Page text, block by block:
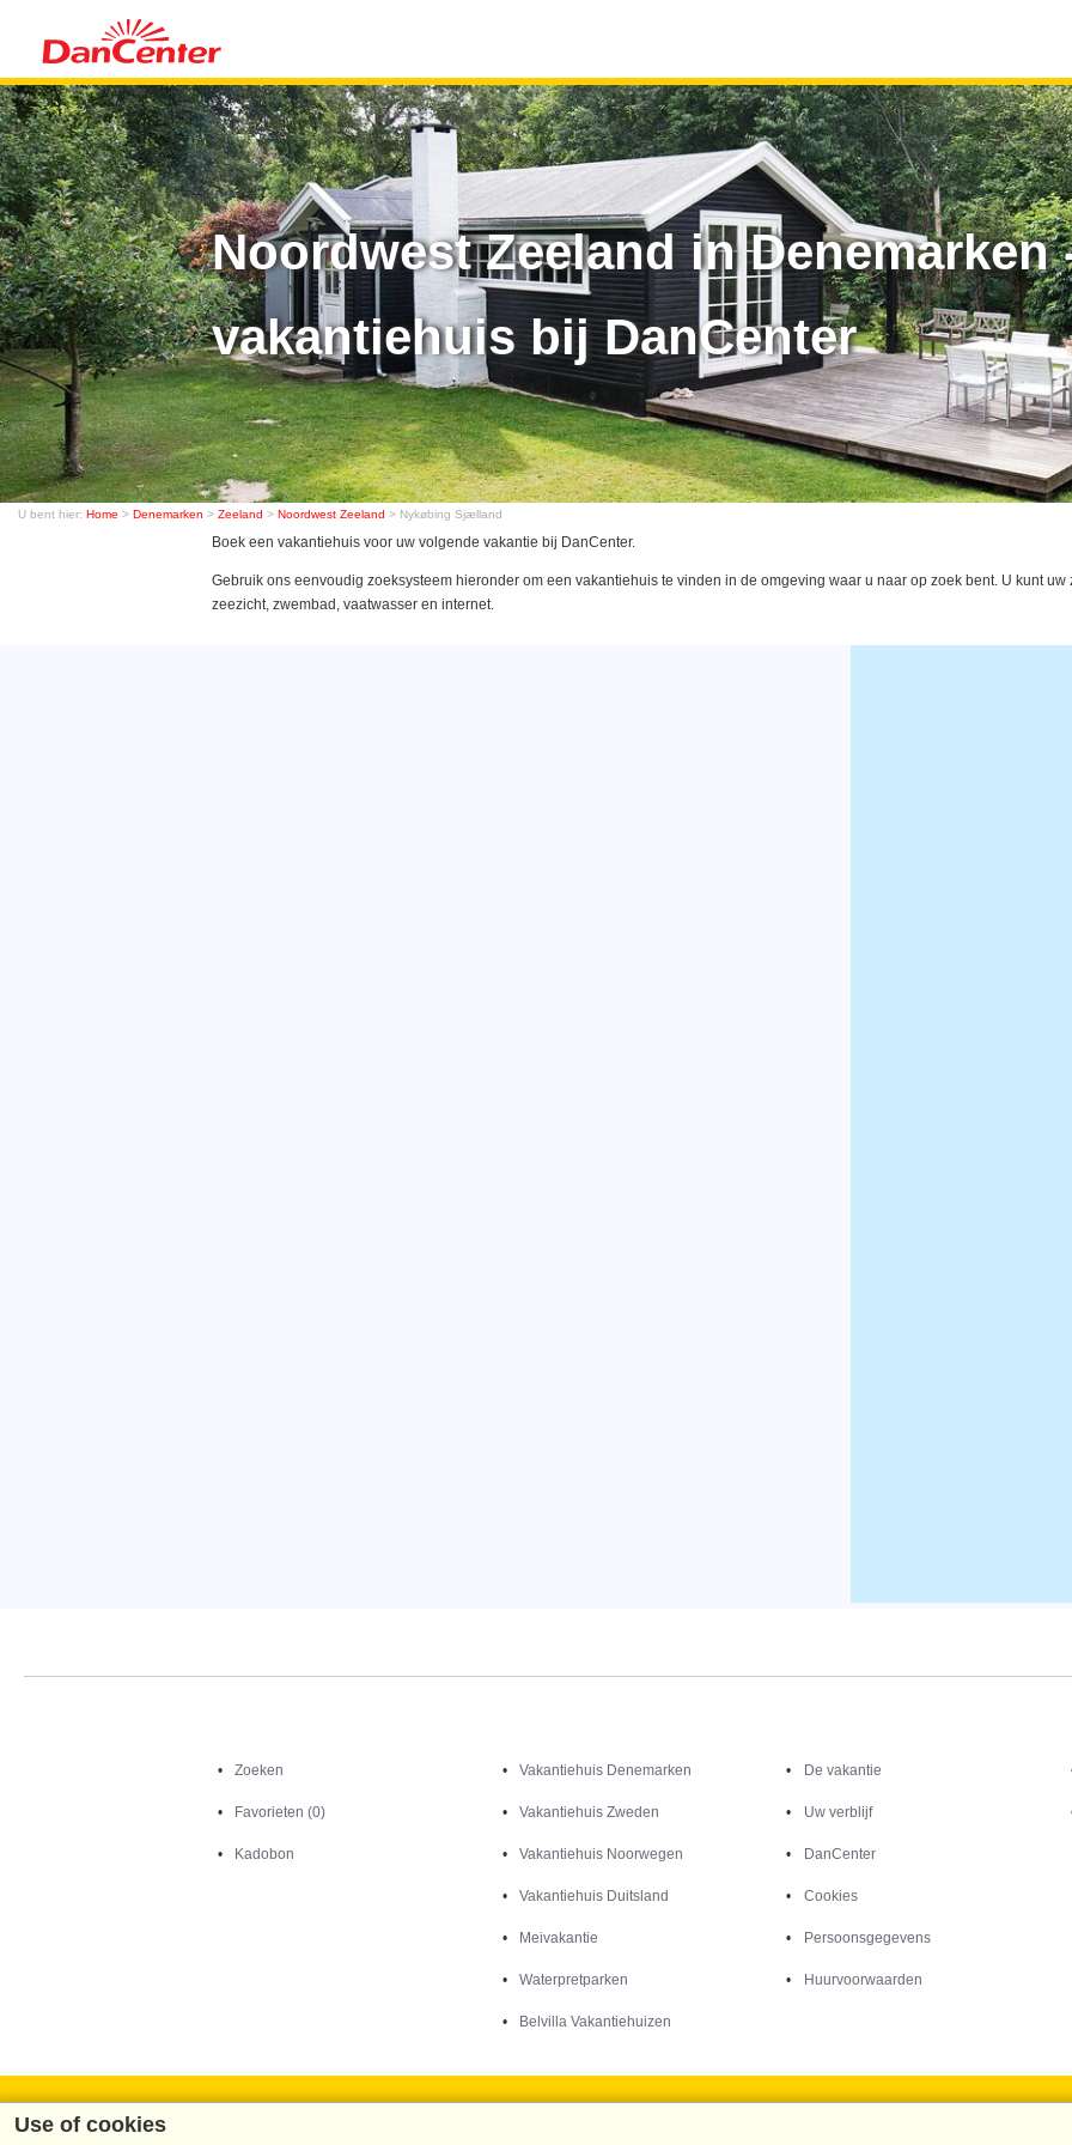
Noordwest Zeeland in Denemarken
vakantiehuis bij DanCenter
U bent hier: Home > Denemarken > Zeeland > Noordwest Zeeland > Nykøbing Sjælland
Boek een vakantiehuis voor uw volgende vakantie bij DanCenter.
Gebruik ons eenvoudig zoeksysteem hieronder om een vakantiehuis te vinden in de omgeving waar u naar op zoek bent. U kunt
zeezicht, zwembad, vaatwasser en internet.
Zoeken
Favorieten (0)
Kadobon
Vakantiehuis Denemarken
Vakantiehuis Zweden
Vakantiehuis Noorwegen
Vakantiehuis Duitsland
Meivakantie
Waterpretparken
Belvilla Vakantiehuizen
De vakantie
Uw verblijf
DanCenter
Cookies
Persoonsgegevens
Huurvoorwaarden
Use of cookies